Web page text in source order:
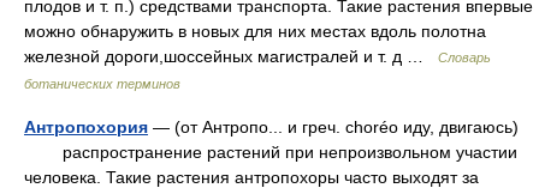
плодов и т. п.) средствами транспорта. Такие растения впервые
можно обнаружить в новых для них местах вдоль полотна
железной дороги,шоссейных магистралей и т. д …
Словарь
ботанических терминов
Антропохория — (от Антропо... и греч. choréo иду, двигаюсь)
распространение растений при непроизвольном участии
человека. Такие растения антропохоры часто выходят за